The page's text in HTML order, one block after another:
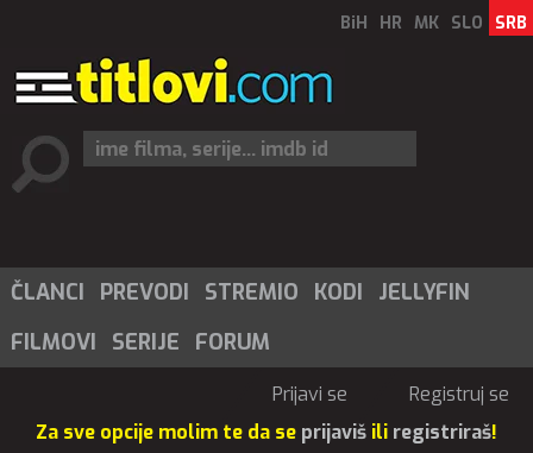
BiH HR MK SLO SRB
ČLANCI PREVODI STREMIO KODI
JELLYFIN
FILMOVI
SERIJE FORUM
Prijavi se
Registruj se
Za sve opcije molim te da se prijaviš ili registriraš!